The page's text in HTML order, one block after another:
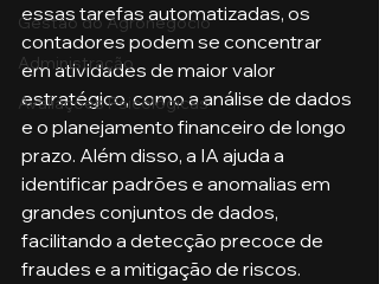
Gestão do Agronegócio
Administração
Avaliações Psicológicas
essas tarefas automatizadas, os
contadores podem se concentrar
em atividades de maior valor
estratégico, como a análise de dados
e o planejamento financeiro de longo
prazo. Além disso, a IA ajuda a
identificar padrões e anomalias em
grandes conjuntos de dados,
facilitando a detecção precoce de
fraudes e a mitigação de riscos.